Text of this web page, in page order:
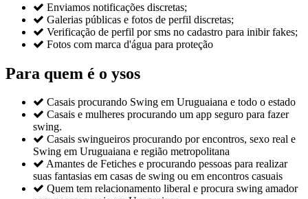
 Enviamos notificações discretas;
 Galerias públicas e fotos de perfil discretas;
 Verificação de perfil por sms no cadastro para inibir fakes;
 Fotos com marca d'água para proteção
Para quem é o ysos
 Casais procurando Swing em Uruguaiana e todo o estado
 Casais e mulheres procurando um app seguro para fazer
swing.
 Casais swingueiros procurando por encontros, sexo real e
Swing em Uruguaiana e região metropolitana
 Amantes de Fetiches e procurando pessoas para realizar
suas fantasias em casas de swing ou em encontros casuais
 Quem tem relacionamento liberal e procura swing amador